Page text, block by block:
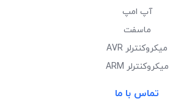
آپ امپ
ماسفت
میکروکنترلر AVR
میکروکنترلر ARM
تماس با ما